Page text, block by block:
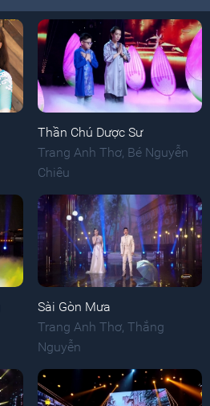
Thần Chú Dược Sư
Trang Anh Thơ, Bé Nguyễn
Chiêu
Sài Gòn Mưa
Trang Anh Thơ, Thắng
Nguyễn